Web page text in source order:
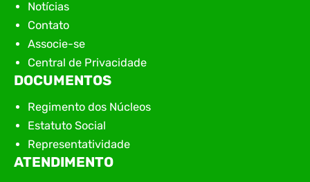
Notícias
Contato
Associe-se
Central de Privacidade
DOCUMENTOS
Regimento dos Núcleos
Estatuto Social
Representatividade
ATENDIMENTO